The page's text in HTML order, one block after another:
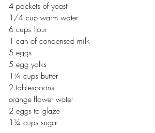
4 packets of yeast
1/4 cup warm water
6 cups flour
1 can of condensed milk
5 eggs
5 egg yolks
1¼ cups butter
2 tablespoons
orange flower water
2 eggs to glaze
1¼ cups sugar